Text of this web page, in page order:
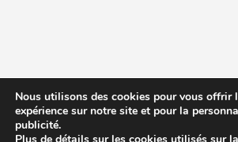
Nous utilisons des cookies pour vous offrir
expérience sur notre site et pour la
publicité.